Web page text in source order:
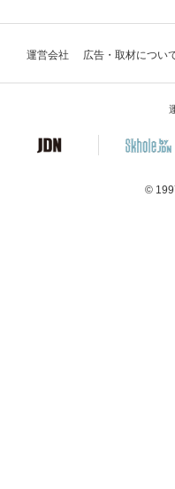
運営会社 広告・取材につい
©